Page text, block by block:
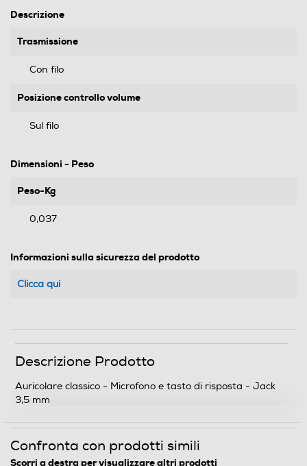
Descrizione
Trasmissione
Con filo
Posizione controllo volume
Sul filo
Dimensioni - Peso
Peso-Kg
0,037
Informazioni sulla sicurezza del prodotto
Clicca qui
Descrizione Prodotto
Auricolare classico - Microfono e tasto di risposta - Jack
3,5 mm
Confronta con prodotti simili
Scorri a destra per visualizzare altri prodotti